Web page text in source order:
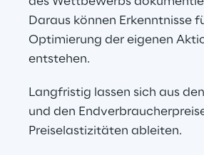
Daraus können Erkenntnisse
Optimierung der eigenen
entstehen.
Langfristig lassen sich aus
und den
Preiselastizitäten ableiten.